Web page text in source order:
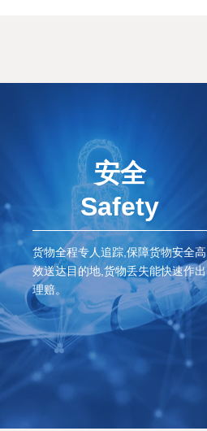
安全
Safety
货物全程专人追踪,保障货物安全高
效送达目的地,货物丢失能快速作出
理赔。